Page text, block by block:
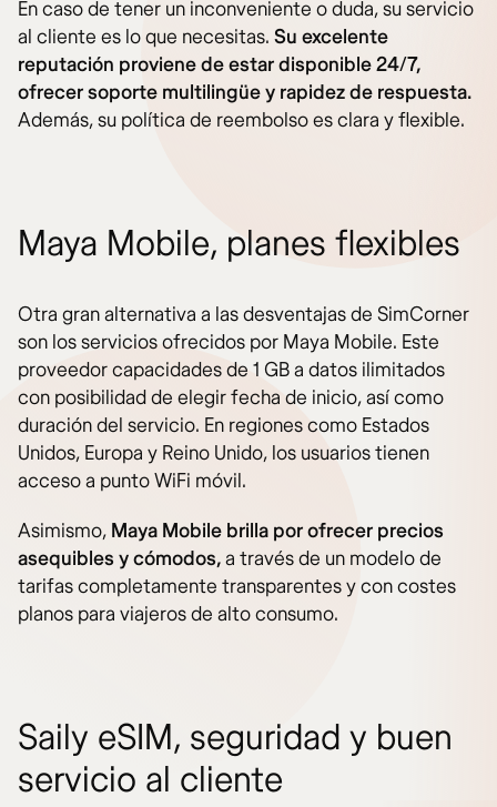
En caso de tener un inconveniente o duda, su servicio
al cliente es lo que necesitas. Su excelente
reputación proviene de estar disponible 24/7,
ofrecer soporte multilingüe y rapidez de respuesta.
Además, su política de reembolso es clara y flexible.
Maya Mobile, planes flexibles
Otra gran alternativa a las desventajas de SimCorner
son los servicios ofrecidos por Maya Mobile. Este
proveedor capacidades de 1 GB a datos ilimitados
con posibilidad de elegir fecha de inicio, así como
duración del servicio. En regiones como Estados
Unidos, Europa y Reino Unido, los usuarios tienen
acceso a punto WiFi móvil.
Asimismo, Maya Mobile brilla por ofrecer precios
asequibles y cómodos,a través de un modelo de
tarifas completamente transparentes y con costes
planos para viajeros de alto consumo.
Saily eSIM, seguridad y buen
servicio al cliente